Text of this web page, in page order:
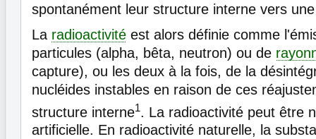
spontanément leur structure interne vers
La radioactivité est alors définie comme
particules (alpha, bêta, neutron) ou de
capture), ou les deux à la fois, de la
nucléides instables en raison de ces
structure interne1. La radioactivité peut être
artificielle. En radioactivité naturelle, la